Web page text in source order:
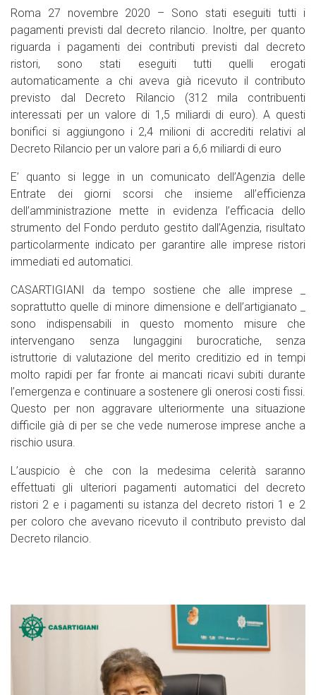
Roma 27 novembre 2020 – Sono stati eseguiti tutti i
pagamenti previsti dal decreto rilancio. Inoltre, per quanto
riguarda i pagamenti dei contributi previsti dal decreto
ristori, sono stati eseguiti tutti quelli erogati
automaticamente a chi aveva già ricevuto il contributo
previsto dal Decreto Rilancio (312 mila contribuenti
interessati per un valore di 1,5 miliardi di euro). A questi
bonifici si aggiungono i 2,4 milioni di accrediti relativi al
Decreto Rilancio per un valore pari a 6,6 miliardi di euro
E’ quanto si legge in un comunicato dell’Agenzia delle
Entrate dei giorni scorsi che insieme all’efficienza
dell’amministrazione mette in evidenza l’efficacia dello
strumento del Fondo perduto gestito dall’Agenzia, risultato
particolarmente indicato per garantire alle imprese ristori
immediati ed automatici.
CASARTIGIANI da tempo sostiene che alle imprese _
soprattutto quelle di minore dimensione e dell’artigianato _
sono indispensabili in questo momento misure che
intervengano senza lungaggini burocratiche, senza
istruttorie di valutazione del merito creditizio ed in tempi
molto rapidi per far fronte ai mancati ricavi subiti durante
l’emergenza e continuare a sostenere gli onerosi costi fissi.
Questo per non aggravare ulteriormente una situazione
difficile già di per se che vede numerose imprese anche a
rischio usura.
L’auspicio è che con la medesima celerità saranno
effettuati gli ulteriori pagamenti automatici del decreto
ristori 2 e i pagamenti su istanza del decreto ristori 1 e 2
per coloro che avevano ricevuto il contributo previsto dal
Decreto rilancio.